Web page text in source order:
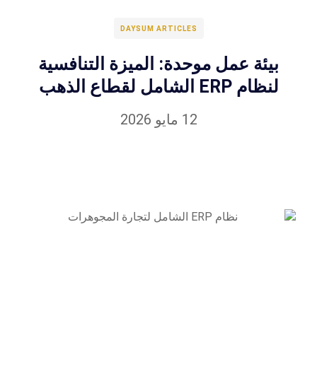
DAYSUM ARTICLES
بيئة عمل موحدة: الميزة التنافسية
لنظام ERP الشامل لقطاع الذهب
12 مايو 2026